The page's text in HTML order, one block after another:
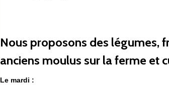
Nous proposons des légumes,
anciens moulus sur la ferme et
Le mardi :